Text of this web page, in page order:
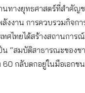
นทางยุทธศาสตร์ที่สำคัญข
ลังงาน การควบรวมกิจกา
ทศไทยได้สร้างสถานการ
น “สมบัติสาธารณะของช
กลับตกอยู่ในมือเอกชน